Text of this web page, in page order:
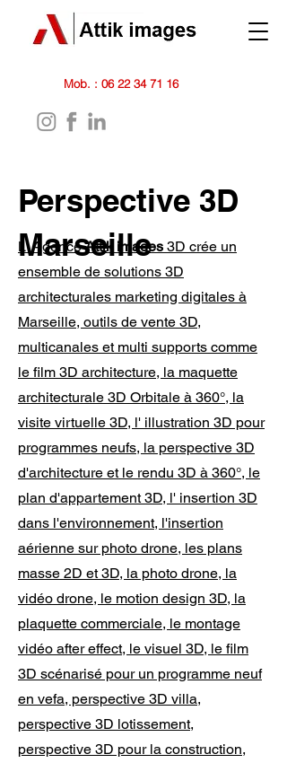
Mob. : 06 22 34 71 16
L' AgenceAttik images 3D crée un
ensemble de solutions 3D
architecturales marketing digitales à
Marseille, outils de vente 3D,
multicanales et multi supports comme
le film 3D architecture, la maquette
architecturale 3D Orbitale à 360°, la
visite virtuelle 3D, l' illustration 3D pour
programmes neufs, la perspective 3D
d'architecture et le rendu 3D à 360°, le
plan d'appartement 3D, l' insertion 3D
dans l'environnement, l'insertion
aérienne sur photo drone, les plans
masse 2D et 3D, la photo drone, la
vidéo drone, le motion design 3D, la
plaquette commerciale, le montage
vidéo after effect, le visuel 3D, le film
3D scénarisé pour un programme neuf
en vefa, perspective 3D villa,
perspective 3D lotissement,
perspective 3D pour la construction,
Perspective 3D
Marseille